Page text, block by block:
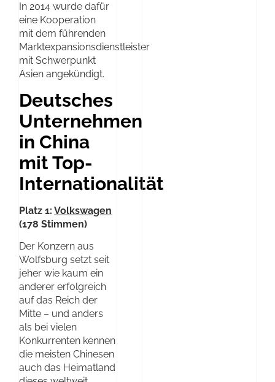
In 2014 wurde dafür
eine Kooperation
mit dem führenden
Marktexpansionsdienstleister
mit Schwerpunkt
Asien angekündigt.
Deutsches
Unternehmen
in China
mit Top-
Internationalität
Platz 1: Volkswagen
(178 Stimmen)
Der Konzern aus
Wolfsburg setzt seit
jeher wie kaum ein
anderer erfolgreich
auf das Reich der
Mitte – und anders
als bei vielen
Konkurrenten kennen
die meisten Chinesen
auch das Heimatland